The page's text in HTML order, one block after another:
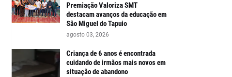
Premiação Valoriza SMT
destacam avanços da educação em
São Miguel do Tapuio
agosto 03, 2026
Criança de 6 anos é encontrada
cuidando de irmãos mais novos em
situação de abandono